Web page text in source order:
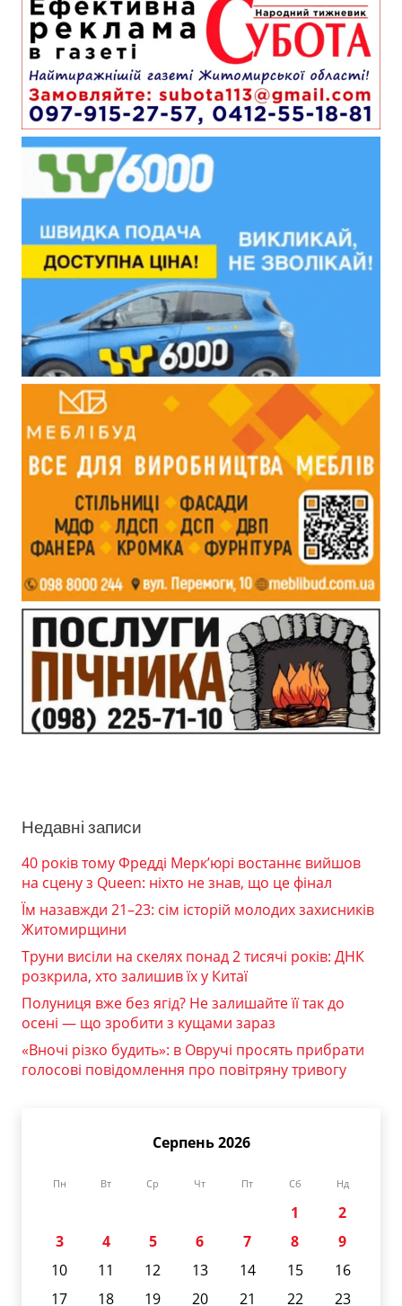
Недавні записи
40 років тому Фредді Мерк’юрі востаннє вийшов
на сцену з Queen: ніхто не знав, що це фінал
Їм назавжди 21–23: сім історій молодих захисників
Житомирщини
Труни висіли на скелях понад 2 тисячі років: ДНК
розкрила, хто залишив їх у Китаї
Полуниця вже без ягід? Не залишайте її так до
осені — що зробити з кущами зараз
«Вночі різко будить»: в Овручі просять прибрати
голосові повідомлення про повітряну тривогу
Серпень 2026
Пн Вт Ср Чт Пт Сб Нд
1
2
3
4 5 6 7 8
9
10
11 12 13 14 15
16
17
18 19 20 21 22 23